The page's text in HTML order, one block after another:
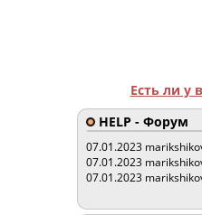
Есть ли у
HELP - Форум
07.01.2023
07.01.2023
07.01.2023